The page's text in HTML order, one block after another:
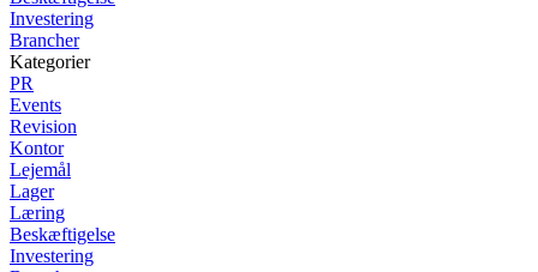
Investering
Brancher
Kategorier
PR
Events
Revision
Kontor
Lejemål
Lager
Læring
Beskæftigelse
Investering